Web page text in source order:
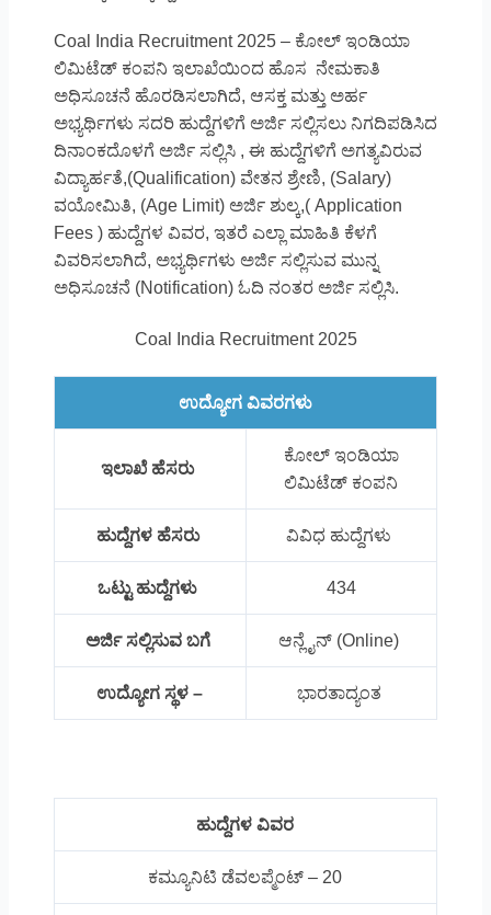
Coal India Recruitment 2025 – ಕೋಲ್ ಇಂಡಿಯಾ
ಲಿಮಿಟೆಡ್ ಕಂಪನಿ ಇಲಾಖೆಯಿಂದ ಹೊಸ ನೇಮಕಾತಿ
ಅಧಿಸೂಚನೆ ಹೊರಡಿಸಲಾಗಿದೆ, ಆಸಕ್ತ ಮತ್ತು ಅರ್ಹ
ಅಭ್ಯರ್ಥಿಗಳು ಸದರಿ ಹುದ್ದೆಗಳಿಗೆ ಅರ್ಜಿ ಸಲ್ಲಿಸಲು ನಿಗದಿಪಡಿಸಿದ
ದಿನಾಂಕದೊಳಗೆ ಅರ್ಜಿ ಸಲ್ಲಿಸಿ , ಈ ಹುದ್ದೆಗಳಿಗೆ ಅಗತ್ಯವಿರುವ
ವಿದ್ಯಾರ್ಹತೆ,(Qualification) ವೇತನ ಶ್ರೇಣಿ, (Salary)
ವಯೋಮಿತಿ, (Age Limit) ಅರ್ಜಿ ಶುಲ್ಕ,( Application
Fees ) ಹುದ್ದೆಗಳ ವಿವರ, ಇತರೆ ಎಲ್ಲಾ ಮಾಹಿತಿ ಕೆಳಗೆ
ವಿವರಿಸಲಾಗಿದೆ, ಅಭ್ಯರ್ಥಿಗಳು ಅರ್ಜಿ ಸಲ್ಲಿಸುವ ಮುನ್ನ
ಅಧಿಸೂಚನೆ (Notification) ಓದಿ ನಂತರ ಅರ್ಜಿ ಸಲ್ಲಿಸಿ.
Coal India Recruitment 2025
ಉದ್ಯೋಗ ವಿವರಗಳು
ಇಲಾಖೆ ಹೆಸರು
ಕೋಲ್ ಇಂಡಿಯಾ
ಲಿಮಿಟೆಡ್ ಕಂಪನಿ
ಹುದ್ದೆಗಳ ಹೆಸರು ವಿವಿಧ ಹುದ್ದೆಗಳು
ಒಟ್ಟು ಹುದ್ದೆಗಳು 434
ಅರ್ಜಿ ಸಲ್ಲಿಸುವ ಬಗೆ ಆನ್ಲೈನ್ (Online)
ಉದ್ಯೋಗ ಸ್ಥಳ – ಭಾರತಾದ್ಯಂತ
ಹುದ್ದೆಗಳ ವಿವರ
ಕಮ್ಯೂನಿಟಿ ಡೆವಲಪ್ಮೆಂಟ್ – 20